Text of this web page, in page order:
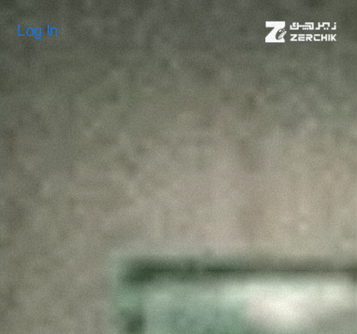
Log In
Log In